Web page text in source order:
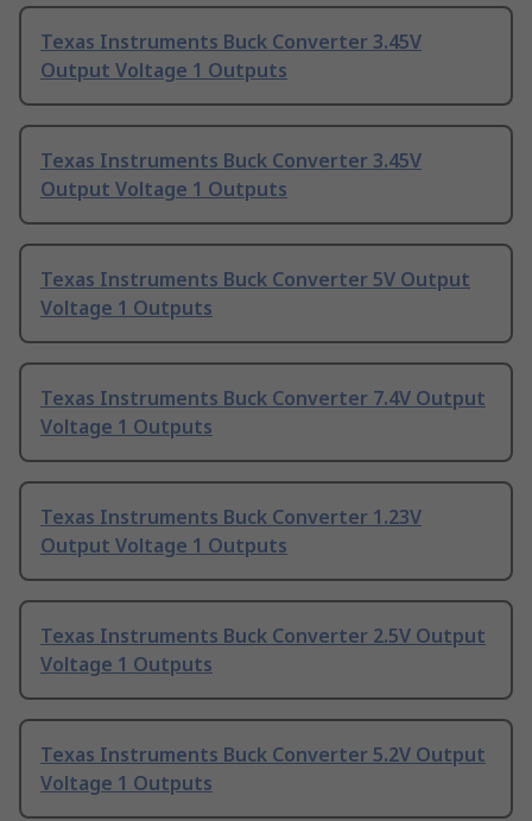
Texas Instruments Buck Converter 3.45V
Output Voltage 1 Outputs
Texas Instruments Buck Converter 3.45V
Output Voltage 1 Outputs
Texas Instruments Buck Converter 5V Output
Voltage 1 Outputs
Texas Instruments Buck Converter 7.4V Output
Voltage 1 Outputs
Texas Instruments Buck Converter 1.23V
Output Voltage 1 Outputs
Texas Instruments Buck Converter 2.5V Output
Voltage 1 Outputs
Texas Instruments Buck Converter 5.2V Output
Voltage 1 Outputs